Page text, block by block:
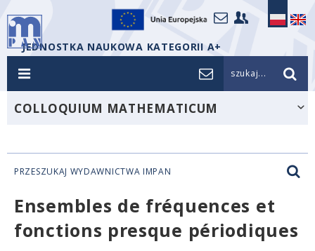
JEDNOSTKA NAUKOWA KATEGORII A+
szukaj...
COLLOQUIUM MATHEMATICUM
PRZESZUKAJ WYDAWNICTWA IMPAN
Ensembles de fréquences et
fonctions presque périodiques